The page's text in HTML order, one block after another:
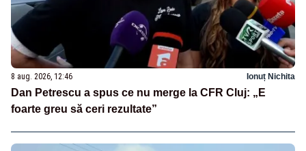
8 aug. 2026, 12:46 Ionuț Nichita
Dan Petrescu a spus ce nu merge la CFR Cluj: „E
foarte greu să ceri rezultate”